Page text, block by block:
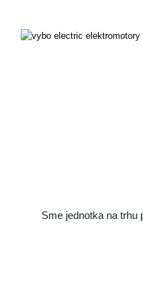
Sme jednotka na